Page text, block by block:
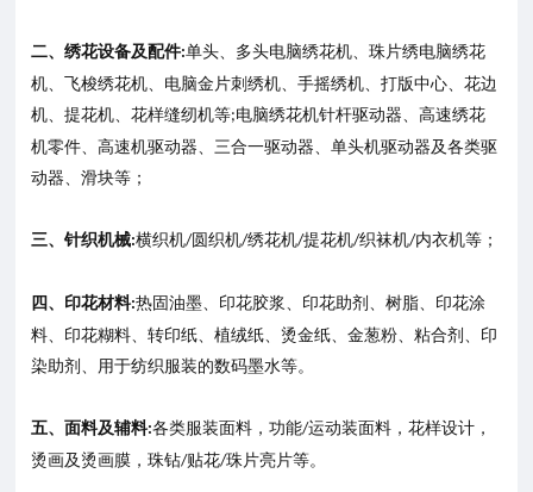
二、绣花设备及配件:单头、多头电脑绣花机、珠片绣电脑绣花
机、飞梭绣花机、电脑金片刺绣机、手摇绣机、打版中心、花边
机、提花机、花样缝纫机等;电脑绣花机针杆驱动器、高速绣花
机零件、高速机驱动器、三合一驱动器、单头机驱动器及各类驱
动器、滑块等；
三、针织机械:横织机/圆织机/绣花机/提花机/织袜机/内衣机等；
四、印花材料:热固油墨、印花胶浆、印花助剂、树脂、印花涂
料、印花糊料、转印纸、植绒纸、烫金纸、金葱粉、粘合剂、印
染助剂、用于纺织服装的数码墨水等。
五、面料及辅料:各类服装面料，功能/运动装面料，花样设计，
烫画及烫画膜，珠钻/贴花/珠片亮片等。